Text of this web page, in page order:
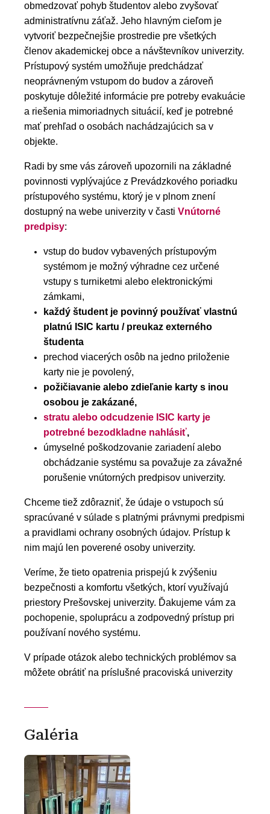
obmedzovať pohyb študentov alebo zvyšovať
administratívnu záťaž. Jeho hlavným cieľom je
vytvoriť bezpečnejšie prostredie pre všetkých
členov akademickej obce a návštevníkov univerzity.
Prístupový systém umožňuje predchádzať
neoprávneným vstupom do budov a zároveň
poskytuje dôležité informácie pre potreby evakuácie
a riešenia mimoriadnych situácií, keď je potrebné
mať prehľad o osobách nachádzajúcich sa v
objekte.
Radi by sme vás zároveň upozornili na základné
povinnosti vyplývajúce z Prevádzkového poriadku
prístupového systému, ktorý je v plnom znení
dostupný na webe univerzity v časti Vnútorné
predpisy:
vstup do budov vybavených prístupovým
systémom je možný výhradne cez určené
vstupy s turniketmi alebo elektronickými
zámkami,
každý študent je povinný používať vlastnú
platnú ISIC kartu / preukaz externého
študenta
prechod viacerých osôb na jedno priloženie
karty nie je povolený,
požičiavanie alebo zdieľanie karty s inou
osobou je zakázané,
stratu alebo odcudzenie ISIC karty je
potrebné bezodkladne nahlásiť,
úmyselné poškodzovanie zariadení alebo
obchádzanie systému sa považuje za závažné
porušenie vnútorných predpisov univerzity.
Chceme tiež zdôrazniť, že údaje o vstupoch sú
spracúvané v súlade s platnými právnymi predpismi
a pravidlami ochrany osobných údajov. Prístup k
nim majú len poverené osoby univerzity.
Veríme, že tieto opatrenia prispejú k zvýšeniu
bezpečnosti a komfortu všetkých, ktorí využívajú
priestory Prešovskej univerzity. Ďakujeme vám za
pochopenie, spoluprácu a zodpovedný prístup pri
používaní nového systému.
V prípade otázok alebo technických problémov sa
môžete obrátiť na príslušné pracoviská univerzity
Galéria